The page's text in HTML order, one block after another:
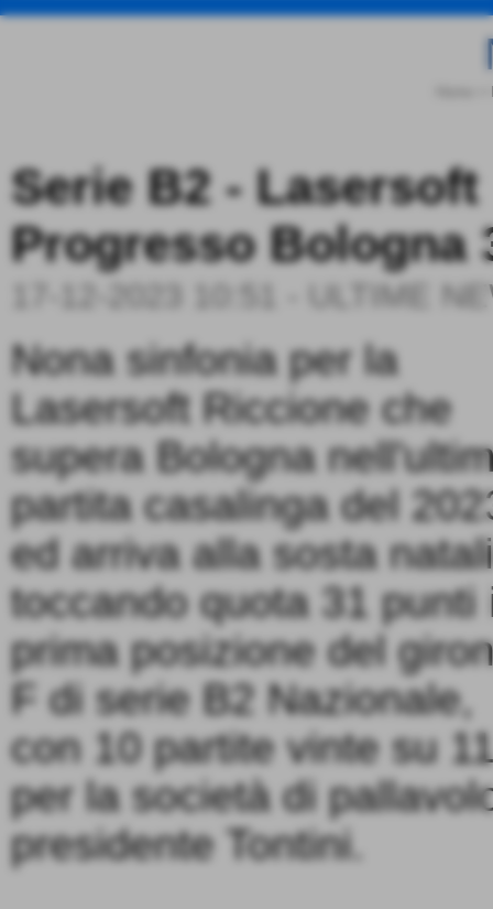
Serie B2 -
Progresso Bologna
ULTIME
Nona sinfonia per la
Lasersoft Riccione che
supera Bologna
partita casalinga del
ed arriva alla sosta
toccando quota 31 punti
prima posizione del
F di serie B2 Nazionale,
con 10 partite vinte su
per la società di
presidente Tontini.